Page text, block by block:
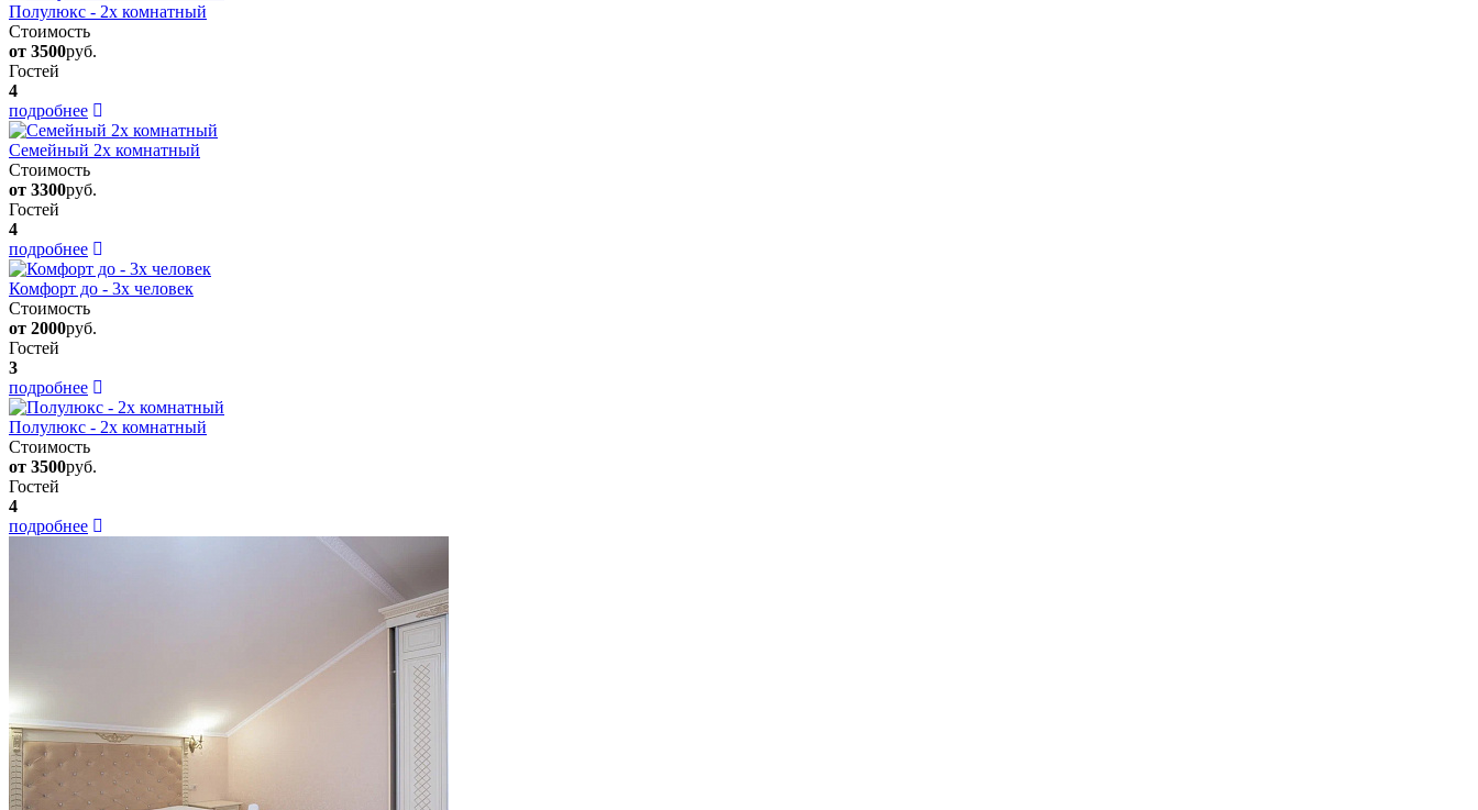
Полулюкс - 2х комнатный
Стоимость
от 3500руб.
Гостей
4
подробнее
Семейный 2х комнатный
Стоимость
от 3300руб.
Гостей
4
подробнее
Комфорт до - 3х человек
Стоимость
от 2000руб.
Гостей
3
подробнее
Полулюкс - 2х комнатный
Стоимость
от 3500руб.
Гостей
4
подробнее